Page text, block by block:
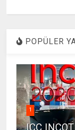
POPÜLER
1
ICC